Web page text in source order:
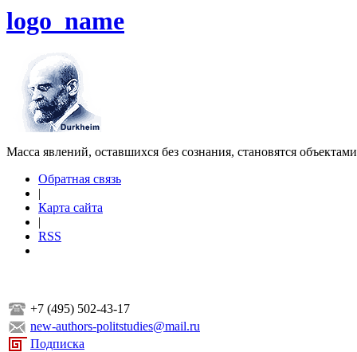
logo_name
Масса явлений, оставшихся без сознания, становятся
Обратная связь
|
Карта сайта
|
RSS
+7 (495) 502-43-17
new-authors-politstudies@mail.ru
Подписка